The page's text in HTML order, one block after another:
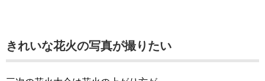
きれいな花火の写真が撮りたい